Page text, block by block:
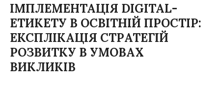
ІМПЛЕМЕНТАЦІЯ DIGITAL-
ЕТИКЕТУ В ОСВІТНІЙ ПРОСТІР:
ЕКСПЛІКАЦІЯ СТРАТЕГІЙ
РОЗВИТКУ В УМОВАХ
ВИКЛИКІВ